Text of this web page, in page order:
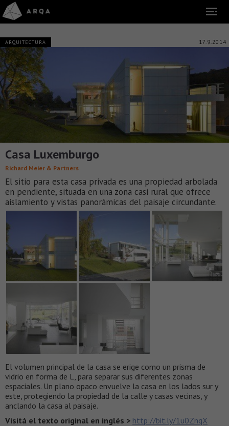
ARQUITECTURA 17.9.2014
Casa Luxemburgo
Richard Meier & Partners
El sitio para esta casa privada es una propiedad arbolada
en pendiente, situada en una zona casi rural que ofrece
aislamiento y vistas panorámicas del paisaje circundante.
El volumen principal de la casa se ​​erige como un prisma de
vidrio en forma de L, para separar sus diferentes zonas
espaciales. Un plano opaco envuelve la casa en los lados sur y
este, protegiendo la propiedad de la calle y casas vecinas, y
anclando la casa al paisaje.
Visitá el texto original en inglés > http://bit.ly/1u0ZnqX